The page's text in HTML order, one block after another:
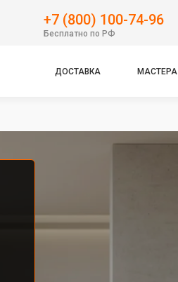
+7 (800) 100-74-96
Бесплатно по РФ
ДОСТАВКА МАСТЕРА